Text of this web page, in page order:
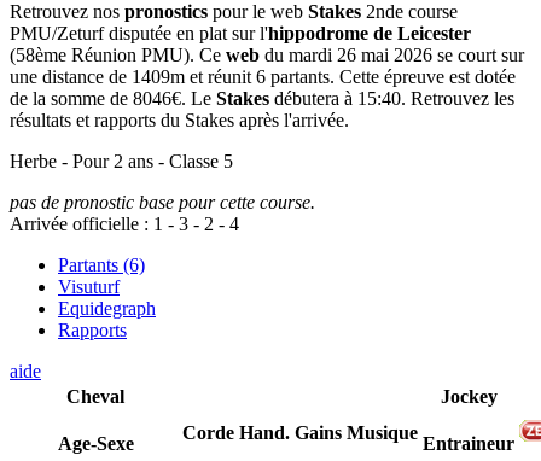
Retrouvez nos pronostics pour le web Stakes 2nde course
PMU/Zeturf disputée en plat sur l'hippodrome de Leicester
(58ème Réunion PMU). Ce web du mardi 26 mai 2026 se court sur
une distance de 1409m et réunit 6 partants. Cette épreuve est dotée
de la somme de 8046€. Le Stakes débutera à 15:40. Retrouvez les
résultats et rapports du Stakes après l'arrivée.
Herbe - Pour 2 ans - Classe 5
pas de pronostic base pour cette course.
Arrivée officielle : 1 - 3 - 2 - 4
Partants (6)
Visuturf
Equidegraph
Rapports
aide
Cheval
Age-Sexe
Corde Hand. Gains Musique
Jockey
Entraineur